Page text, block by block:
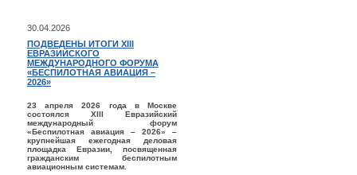
30.04.2026
ПОДВЕДЕНЫ ИТОГИ XIII
ЕВРАЗИЙСКОГО
МЕЖДУНАРОДНОГО ФОРУМА
«БЕСПИЛОТНАЯ АВИАЦИЯ –
2026»
23 апреля 2026 года в Москве
состоялся XIII Евразийский
международный форум
«Беспилотная авиация – 2026» –
крупнейшая ежегодная деловая
площадка Евразии, посвященная
гражданским беспилотным
авиационным системам.